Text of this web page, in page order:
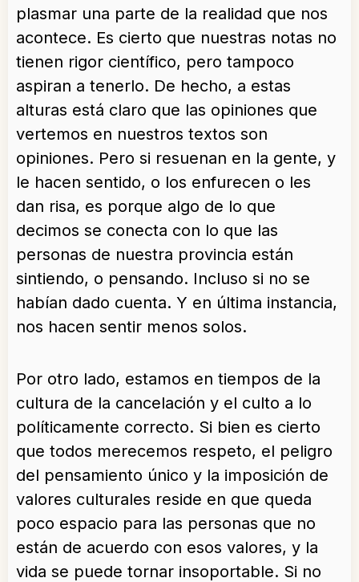
plasmar una parte de la realidad que nos
acontece. Es cierto que nuestras notas no
tienen rigor científico, pero tampoco
aspiran a tenerlo. De hecho, a estas
alturas está claro que las opiniones que
vertemos en nuestros textos son
opiniones. Pero si resuenan en la gente, y
le hacen sentido, o los enfurecen o les
dan risa, es porque algo de lo que
decimos se conecta con lo que las
personas de nuestra provincia están
sintiendo, o pensando. Incluso si no se
habían dado cuenta. Y en última instancia,
nos hacen sentir menos solos.
Por otro lado, estamos en tiempos de la
cultura de la cancelación y el culto a lo
políticamente correcto. Si bien es cierto
que todos merecemos respeto, el peligro
del pensamiento único y la imposición de
valores culturales reside en que queda
poco espacio para las personas que no
están de acuerdo con esos valores, y la
vida se puede tornar insoportable. Si no